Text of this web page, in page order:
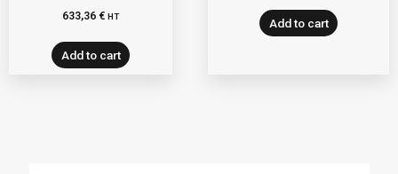
633,36 € HT
Add to cart
Add to cart